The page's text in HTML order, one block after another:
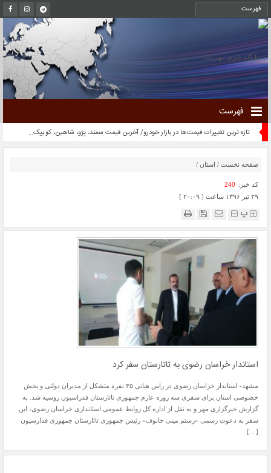
فهرست
تازه ترین تغییرات قیمت‌ها در بازار خودرو/ آخرین قیمت سمند، پژو، شاهین، کوییک، پراید و تارا
صفحه نخست / استان /
کد خبر: 240
۲۹ تیر ۱۳۹۶ ساعت [ ۲۰:۰۹ ]
پ
استاندار خراسان رضوی به تاتارستان سفر کرد
مشهد- استاندار خراسان رضوی در راس هیاتی ۳۵ نفره متشکل از مدیران دولتی و بخش
خصوصی استان برای سفری سه روزه عازم جمهوری تاتارستان فدراسیون روسیه شد. به
گزارش خبرگزاری مهر و به نقل از اداره کل روابط عمومی استانداری خراسان رضوی، این
سفر به دعوت رسمی «رستم مینی خانوف» رئیس جمهوری تاتارستان جمهوری فدارسیون
[…]